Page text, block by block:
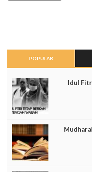
POPULAR
Idul